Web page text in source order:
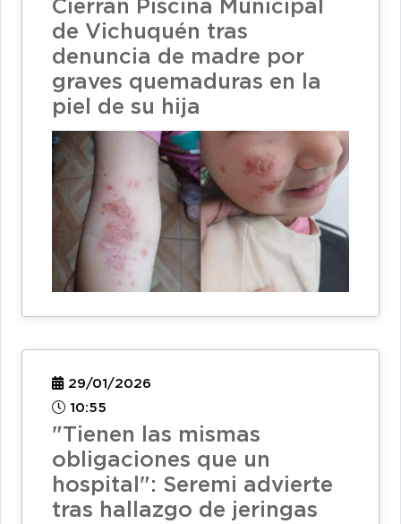
Cierran Piscina Municipal
de Vichuquén tras
denuncia de madre por
graves quemaduras en la
piel de su hija
29/01/2026
10:55
"Tienen las mismas
obligaciones que un
hospital": Seremi advierte
tras hallazgo de jeringas